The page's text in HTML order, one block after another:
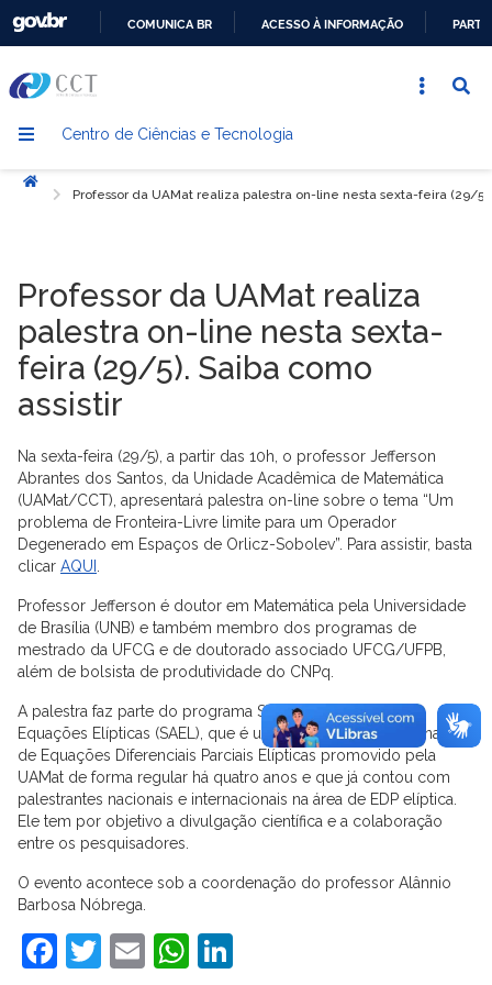
CONTEÚDO
COMUNICA BR ACESSO À INFORMAÇÃO
Centro de Ciências e Tecnologia
Início
Professor da UAMat realiza palestra on-line nesta sexta-feira (29/5).
Professor da UAMat realiza
palestra on-line nesta sexta-
feira (29/5). Saiba como
assistir
Na sexta-feira (29/5), a partir das 10h, o professor Jefferson
Abrantes dos Santos, da Unidade Acadêmica de Matemática
(UAMat/CCT), apresentará palestra on-line sobre o tema “Um
problema de Fronteira-Livre limite para um Operador
Degenerado em Espaços de Orlicz-Sobolev”. Para assistir, basta
clicar AQUI
Professor Jefferson é doutor em Matemática pela Universidade
de Brasília (UNB) e também membro dos programas de
mestrado da UFCG e de doutorado associado UFCG/UFPB,
além de bolsista de produtividade do CNPq.
A palestra faz parte do programa Seminário Avançado de
Equações Elípticas (SAEL), que é um ciclo de seminários na área
de Equações Diferenciais Parciais Elípticas promovido pela
UAMat de forma regular há quatro anos e que já contou com
palestrantes nacionais e internacionais na área de EDP elíptica.
Ele tem por objetivo a divulgação científica e a colaboração
entre os pesquisadores.
O evento acontece sob a coordenação do professor Alânnio
Barbosa Nóbrega.
Facebook
Twitter
EmailWhatsApp